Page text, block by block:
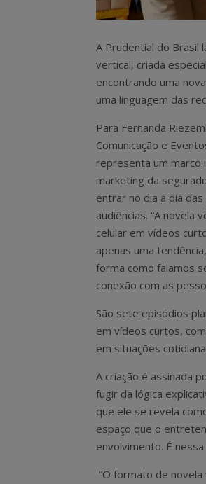
A Prudential do Brasil
vertical, criada
encontrando uma
uma linguagem das
Para Fernanda
Comunicação e
representa um
marketing da
entrar no dia a dia
audiências. “A novela
celular em vídeos
apenas uma
forma como falamos
conexão com as
São sete episódios
em vídeos curtos,
em situações
A criação é assinada
fugir da lógica
que ele se revela
espaço que o
envolvimento. É
“O formato de